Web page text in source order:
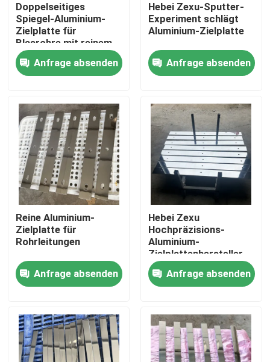
Haus
Produkte
VR-Show
Über uns
Fabrik-Ausflug
Qualitätskontrolle
Treten Sie mit uns in Verbindung
Nachrichten
Fordern Sie ein Zitat
Doppelseitiges
Spiegel-Aluminium-
Zielplatte für
Blasrohre mit reinem
Aluminium-Zielplatte
Anfrage absenden
Hebei Zexu-Sputter-
Experiment schlägt
Aluminium-Zielplatte
Anfrage absenden
Reine Aluminium-
Zielplatte für
Rohrleitungen
Anfrage absenden
Hebei Zexu
Hochpräzisions-
Aluminium-
Zielplattenhersteller
Anfrage absenden